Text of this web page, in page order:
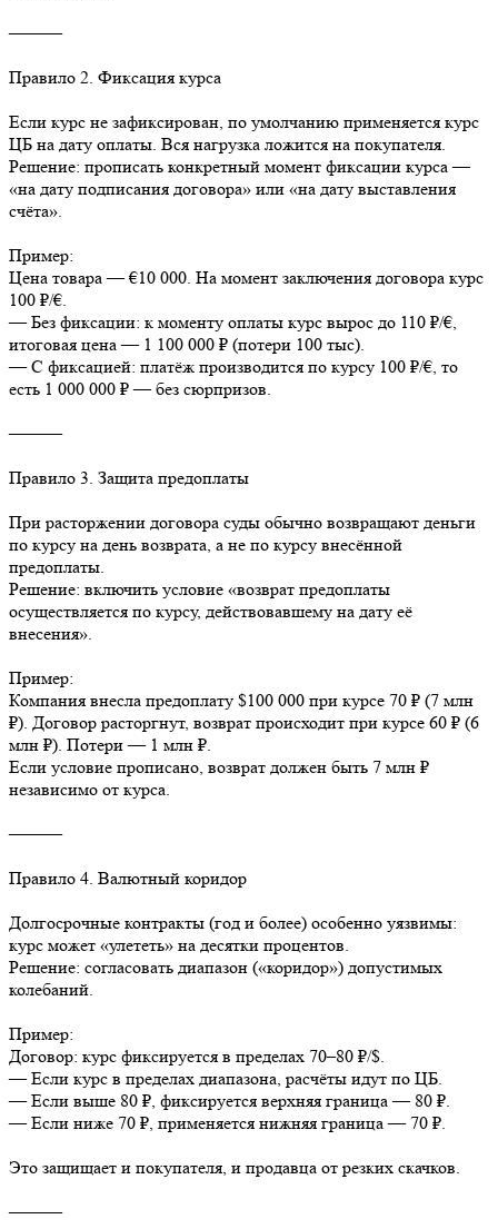
⸻
Правило 2. Фиксация курса
Если курс не зафиксирован, по умолчанию применяется курс
ЦБ на дату оплаты. Вся нагрузка ложится на покупателя.
Решение: прописать конкретный момент фиксации курса —
«на дату подписания договора» или «на дату выставления
счёта».
Пример:
Цена товара — €10 000. На момент заключения договора курс
100 ₽/€.
— Без фиксации: к моменту оплаты курс вырос до 110 ₽/€,
итоговая цена — 1 100 000 ₽ (потери 100 тыс).
— С фиксацией: платёж производится по курсу 100 ₽/€, то
есть 1 000 000 ₽ — без сюрпризов.
⸻
Правило 3. Защита предоплаты
При расторжении договора суды обычно возвращают деньги
по курсу на день возврата, а не по курсу внесённой
предоплаты.
Решение: включить условие «возврат предоплаты
осуществляется по курсу, действовавшему на дату её
внесения».
Пример:
Компания внесла предоплату $100 000 при курсе 70 ₽ (7 млн
₽). Договор расторгнут, возврат происходит при курсе 60 ₽ (6
млн ₽). Потери — 1 млн ₽.
Если условие прописано, возврат должен быть 7 млн ₽
независимо от курса.
⸻
Правило 4. Валютный коридор
Долгосрочные контракты (год и более) особенно уязвимы:
курс может «улететь» на десятки процентов.
Решение: согласовать диапазон («коридор») допустимых
колебаний.
Пример:
Договор: курс фиксируется в пределах 70–80 ₽/$.
— Если курс в пределах диапазона, расчёты идут по ЦБ.
— Если выше 80 ₽, фиксируется верхняя граница — 80 ₽.
— Если ниже 70 ₽, применяется нижняя граница — 70 ₽.
Это защищает и покупателя, и продавца от резких скачков.
⸻